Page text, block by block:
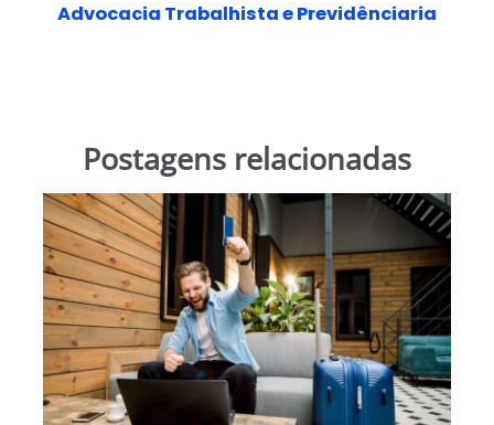
Advocacia Trabalhista e Previdênciaria
Postagens relacionadas